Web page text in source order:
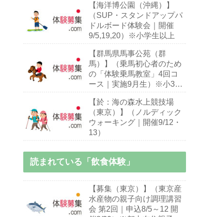
【海洋博公園（沖縄）】
（SUP・スタンドアップパ
ドルボード体験会｜開催
9/5,19,20）※小学生以上
【群馬県馬事公苑（群
馬）】（乗馬初心者のため
の「体験乗馬教室」4回コ
ース｜実施9月生）※小3～
【於：海の森水上競技場
（東京）】（ノルディック
ウォーキング｜開催9/12・
13）
読まれている「飲食体験」
【募集（東京）】（東京産
水産物の親子向け調理講習
会 第2回｜申込8/5～12 開